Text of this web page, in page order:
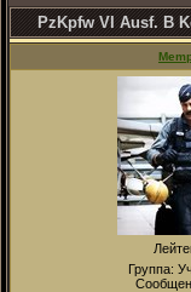
PzKpfw VI Ausf. B
Группа: